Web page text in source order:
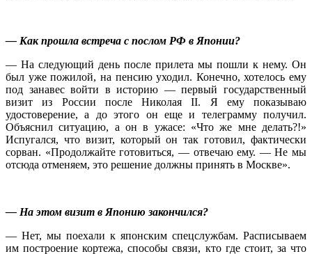
— Как прошла встреча с послом РФ в Японии?
— На следующий день после прилета мы пошли к нему. Он
был уже пожилой, на пенсию уходил. Конечно, хотелось ему
под занавес войти в историю — первый государственный
визит из России после Николая II. Я ему показываю
удостоверение, а до этого он еще и телеграмму получил.
Объяснил ситуацию, а он в ужасе: «Что же мне делать?!»
Испугался, что визит, который он так готовил, фактически
сорван. «Продолжайте готовиться, — отвечаю ему. — Не мы
отсюда отменяем, это решение должны принять в Москве».
— На этом визит в Японию закончился?
— Нет, мы поехали к японским спецслужбам. Расписываем
им построение кортежа, способы связи, кто где стоит, за что